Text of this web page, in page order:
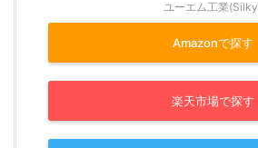
ユーエム工業
Amazonで探す
楽天市場で探す